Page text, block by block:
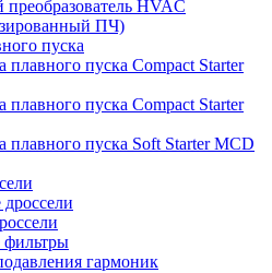
преобразователь HVAC
ПЧ)
пуска
плавного пуска Compact Starter
плавного пуска Compact Starter
плавного пуска Soft Starter MCD
гармоник